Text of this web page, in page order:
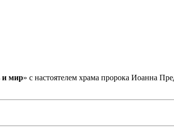
и мир» с настоятелем храма пророка Иоанна